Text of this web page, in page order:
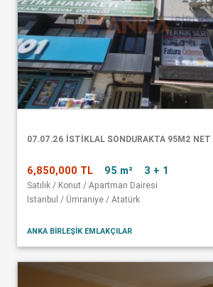
07.07.26 İSTİKLAL SONDURAKTA 95M2 NET
6,850,000 TL 95 m² 3 + 1
Satılık / Konut / Apartman Dairesi
İstanbul / Ümraniye / Atatürk
ANKA BİRLEŞİK EMLAKÇILAR